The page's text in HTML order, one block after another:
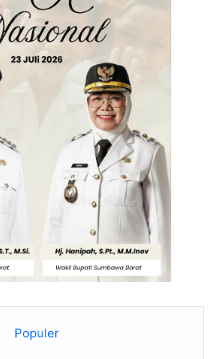
Populer